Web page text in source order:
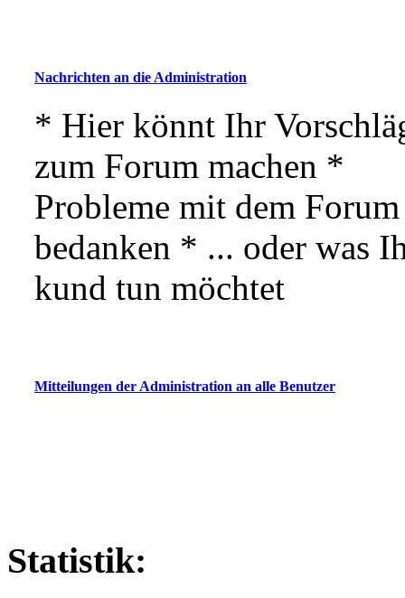
Nachrichten an die Administration
* Hier könnt Ihr
zum Forum machen *
Probleme mit dem
bedanken * ... oder was
kund tun möchtet
Mitteilungen der Administration an alle Benutzer
Statistik: